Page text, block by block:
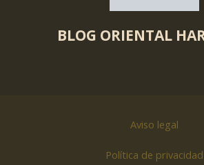
BLOG ORIENTAL
Aviso legal
Política de privacidad